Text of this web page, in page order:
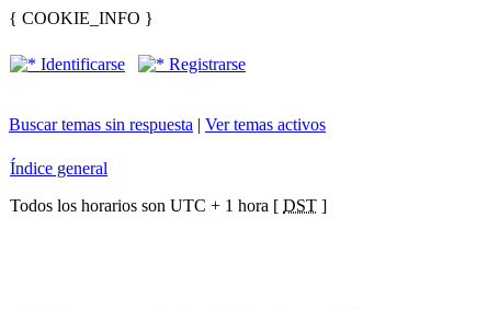
{ COOKIE_INFO }
Identificarse Registrarse
Buscar temas sin respuesta | Ver temas activos
Índice general
Todos los horarios son UTC + 1 hora [ DST ]